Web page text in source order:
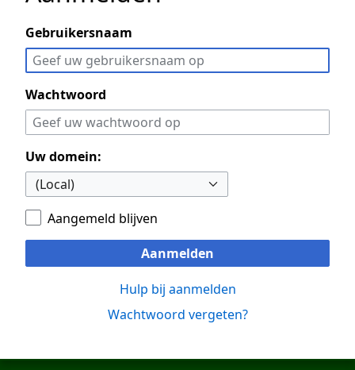
Gebruikersnaam
Wachtwoord
Uw domein:
Aangemeld blijven
Aanmelden
Hulp bij aanmelden
Wachtwoord vergeten?